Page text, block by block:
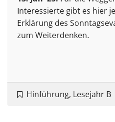
Interessierte gibt es hier
Erklärung des
zum Weiterdenken.
Hinführung, Lesejahr B